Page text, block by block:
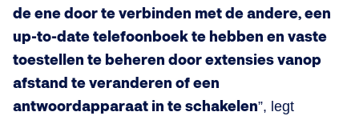
de ene door te verbinden met de andere, een
up-to-date telefoonboek te hebben en vaste
toestellen te beheren door extensies vanop
afstand te veranderen of een
antwoordapparaat in te schakelen”, legt